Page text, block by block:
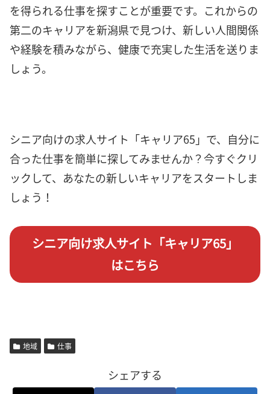
を得られる仕事を探すことが重要です。これからの
第二のキャリアを新潟県で見つけ、新しい人間関係
や経験を積みながら、健康で充実した生活を送りま
しょう。
シニア向けの求人サイト「キャリア65」で、自分に
合った仕事を簡単に探してみませんか？今すぐクリ
ックして、あなたの新しいキャリアをスタートしま
しょう！
シニア向け求人サイト「キャリア65」
はこちら
地域 仕事
シェアする